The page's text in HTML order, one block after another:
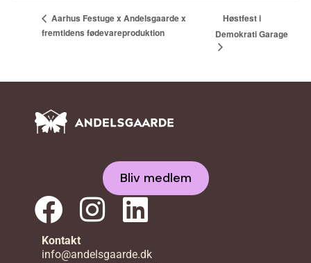
Aarhus Festuge x Andelsgaarde x
fremtidens fødevareproduktion
Høstfest i
Demokrati Garage
Bliv medlem
Kontakt
info@andelsgaarde.dk